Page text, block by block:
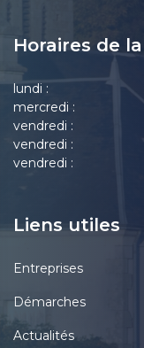
Horaires de
lundi :
mercredi :
vendredi :
vendredi :
vendredi :
Liens utiles
Entreprises
Démarches
Actualités